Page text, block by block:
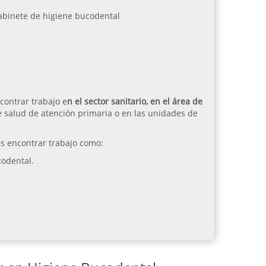
de higiene bucodental
trabajo en el sector sanitario, en el área de
de atención primaria o en las unidades de
encontrar trabajo como: